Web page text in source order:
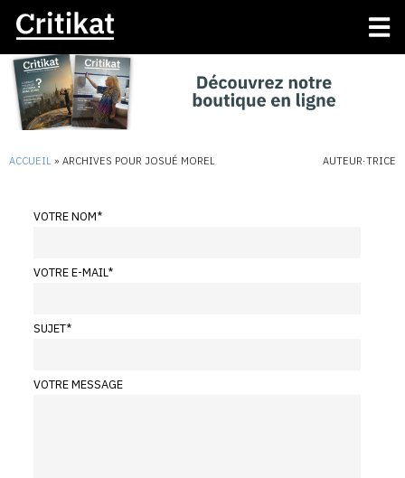
ACCUEIL » ARCHIVES POUR JOSUÉ MOREL AUTEUR·TRICE
VOTRE NOM*
VOTRE E-MAIL*
SUJET*
VOTRE MESSAGE